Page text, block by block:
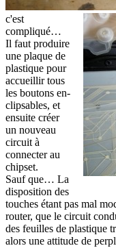
c'est
compliqué…
Il faut produire
une plaque de
plastique pour
accueillir tous
les boutons en-
clipsables, et
ensuite créer
un nouveau
circuit à
connecter au
chipset.
Sauf que… La
disposition des
touches étant pas mal
router, que le circuit
des feuilles de plastique
alors une attitude de